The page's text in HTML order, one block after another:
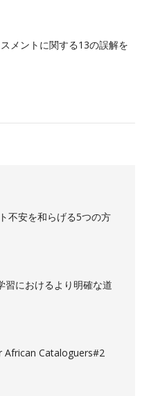
メントに関する13の誤解を
不安を和らげる5つの方
習におけるより明確な道
African Cataloguers#2